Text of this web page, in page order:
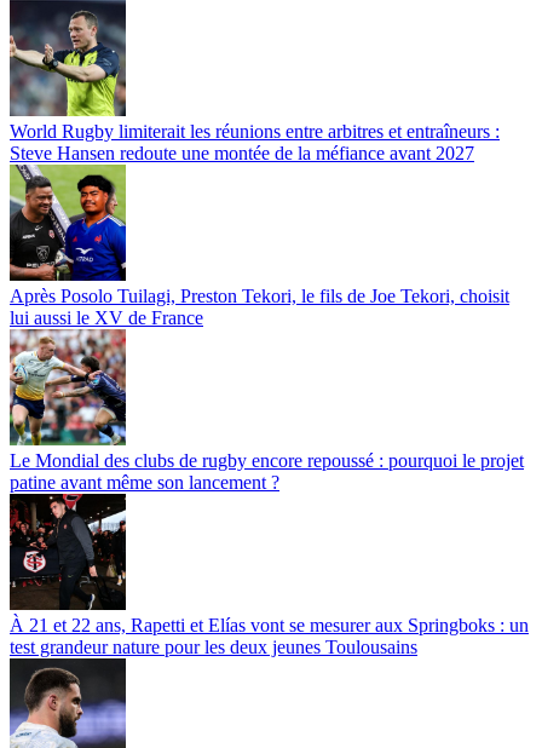
World Rugby limiterait les réunions entre arbitres et entraîneurs :
Steve Hansen redoute une montée de la méfiance avant 2027
Après Posolo Tuilagi, Preston Tekori, le fils de Joe Tekori, choisit
lui aussi le XV de France
Le Mondial des clubs de rugby encore repoussé : pourquoi le projet
patine avant même son lancement ?
À 21 et 22 ans, Rapetti et Elías vont se mesurer aux Springboks : un
test grandeur nature pour les deux jeunes Toulousains